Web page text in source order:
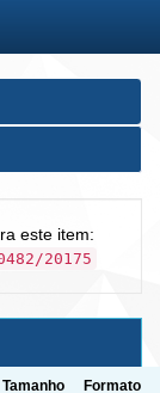
este item:
20175
Tamanho Formato